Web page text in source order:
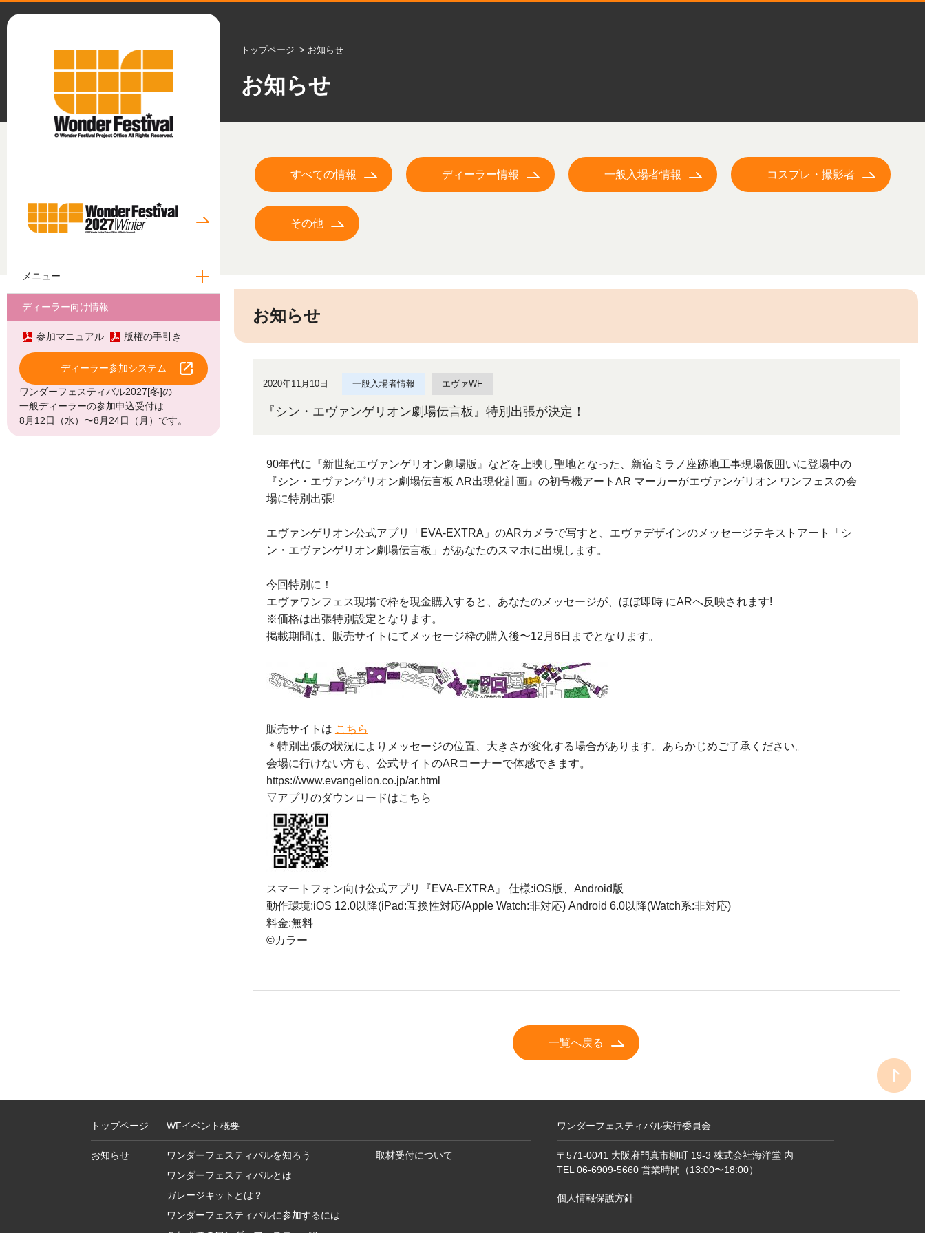
メニュー
ディーラー向け情報
参加マニュアル 版権の手引き
ディーラー参加システム
ワンダーフェスティバル2027[冬]の
一般ディーラーの参加申込受付は
8月12日（水）〜8月24日（月）です。
お知らせ
トップページ お知らせ
すべての情報 ディーラー情報 一般入場者情報 コスプレ・撮影者
その他
お知らせ
2020年11月10日 一般入場者情報 エヴァWF
『シン・エヴァンゲリオン劇場伝言板』特別出張が決定！
90年代に『新世紀エヴァンゲリオン劇場版』などを上映し聖地となった、新宿ミラノ座跡地工事現場仮囲いに登場中の
『シン・エヴァンゲリオン劇場伝言板 AR出現化計画』の初号機アートAR マーカーがエヴァンゲリオン ワンフェスの会
場に特別出張!
エヴァンゲリオン公式アプリ「EVA-EXTRA」のARカメラで写すと、エヴァデザインのメッセージテキストアート「シ
ン・エヴァンゲリオン劇場伝言板」があなたのスマホに出現します。
今回特別に！
エヴァワンフェス現場で枠を現金購入すると、あなたのメッセージが、ほぼ即時 にARへ反映されます!
※価格は出張特別設定となります。
掲載期間は、販売サイトにてメッセージ枠の購入後〜12月6日までとなります。
販売サイトは こちら
＊特別出張の状況によりメッセージの位置、大きさが変化する場合があります。あらかじめご了承ください。
会場に行けない方も、公式サイトのARコーナーで体感できます。
https://www.evangelion.co.jp/ar.html
▽アプリのダウンロードはこちら
スマートフォン向け公式アプリ『EVA-EXTRA』 仕様:iOS版、Android版
動作環境:iOS 12.0以降(iPad:互換性対応/Apple Watch:非対応) Android 6.0以降(Watch系:非対応)
料金:無料
©️カラー
一覧へ戻る
トップページ WFイベント概要
お知らせ
ワンダーフェスティバルを知ろう
ワンダーフェスティバルとは
ガレージキットとは？
ワンダーフェスティバルに参加するには
取材受付について
ワンダーフェスティバル実行委員会
〒571-0041 大阪府門真市柳町 19-3 株式会社海洋堂 内
TEL 06-6909-5660 営業時間（13:00〜18:00）
個人情報保護方針